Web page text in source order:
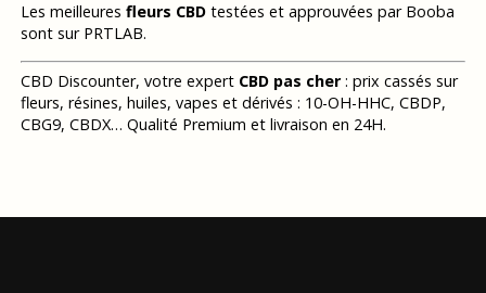
Les meilleures fleurs CBDtestées et approuvées par Booba
sont sur PRTLAB.
CBD Discounter, votre expert CBD pas cher: prix cassés sur
fleurs, résines, huiles, vapes et dérivés : 10-OH-HHC, CBDP,
CBG9, CBDX… Qualité Premium et livraison en 24H.